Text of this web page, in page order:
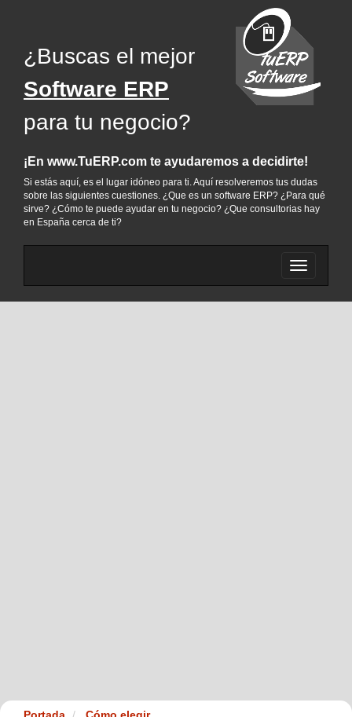
¿Buscas el mejor
Software ERP
para tu negocio?
¡En www.TuERP.com te ayudaremos a decidirte!
Si estás aquí, es el lugar idóneo para ti. Aquí resolveremos tus dudas
sobre las siguientes cuestiones. ¿Que es un software ERP? ¿Para qué
sirve? ¿Cómo te puede ayudar en tu negocio? ¿Que consultorias hay
en España cerca de ti?
Cambiar
menu